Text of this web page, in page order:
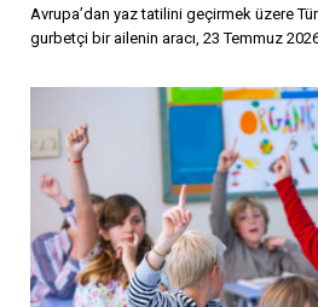
Avrupa’dan yaz tatilini geçirmek üzere
gurbetçi bir ailenin aracı, 23 Temmuz